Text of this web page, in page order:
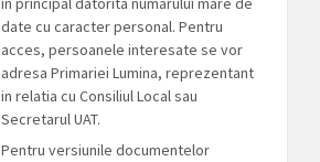
date cu caracter personal. Pentru
acces, persoanele interesate se vor
adresa Primariei Lumina, reprezentant
in relatia cu Consiliul Local sau
Secretarul UAT.
Pentru versiunile documentelor